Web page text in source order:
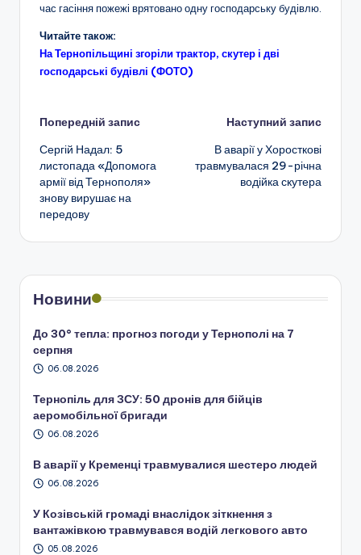
час гасіння пожежі врятовано одну господарську будівлю.
Читайте також:
На Тернопільщині згоріли трактор, скутер і дві
господарські будівлі (ФОТО)
Навігація
по
запису
Попередній запис
Сергій Надал: 5
листопада «Допомога
армії від Тернополя»
знову вирушає на
передову
Наступний запис
В аварії у Хоросткові
травмувалася 29-річна
водійка скутера
Новини
До 30° тепла: прогноз погоди у Тернополі на 7
серпня
06.08.2026
Тернопіль для ЗСУ: 50 дронів для бійців
аеромобільної бригади
06.08.2026
В аварії у Кременці травмувалися шестеро людей
06.08.2026
У Козівській громаді внаслідок зіткнення з
вантажівкою травмувався водій легкового авто
05.08.2026